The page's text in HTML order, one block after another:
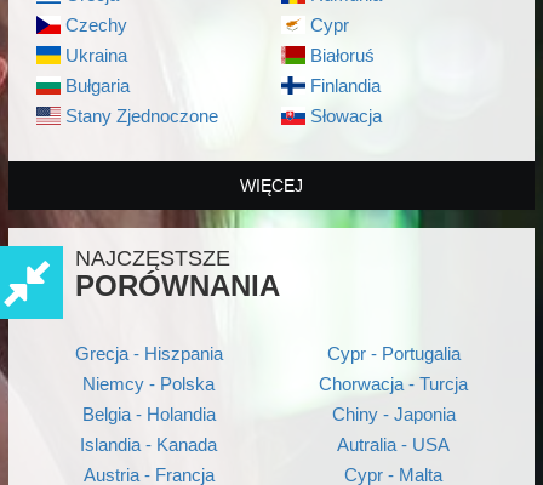
Czechy
Ukraina
Bułgaria
Stany Zjednoczone
Cypr
Białoruś
Finlandia
Słowacja
WIĘCEJ
NAJCZĘSTSZE
PORÓWNANIA
Grecja - Hiszpania
Niemcy - Polska
Belgia - Holandia
Islandia - Kanada
Austria - Francja
Cypr - Portugalia
Chorwacja - Turcja
Chiny - Japonia
Autralia - USA
Cypr - Malta